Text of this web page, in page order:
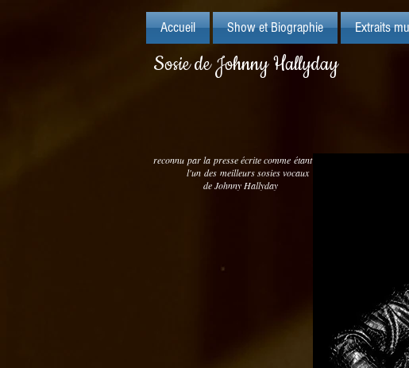
Accueil Show et Biographie Extraits
Sosie de Johnny Hallyday
reconnu par la presse écrite comme étant
l'un des meilleurs sosies vocaux
de Johnny Hallyday